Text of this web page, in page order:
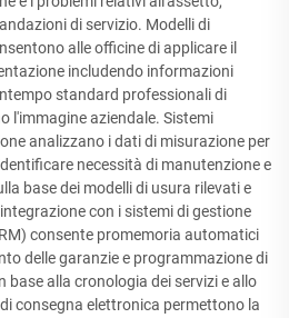
di servizio. Modelli di
alle officine di applicare il
includendo informazioni
standard professionali di
l'immagine aziendale. Sistemi
analizzano i dati di misurazione per
necessità di manutenzione e
base dei modelli di usura rilevati e
con i sistemi di gestione
consente promemoria automatici
delle garanzie e programmazione di
alla cronologia dei servizi e allo
consegna elettronica permettono la